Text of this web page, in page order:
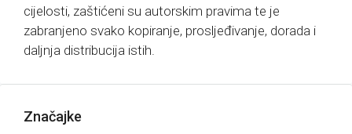
cijelosti, zaštićeni su autorskim pravima te je
zabranjeno svako kopiranje, prosljeđivanje, dorada i
daljnja distribucija istih.
Značajke